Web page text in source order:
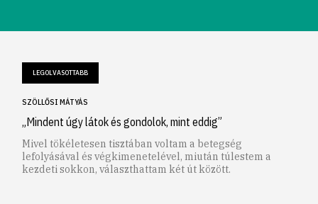
LEGOLVASOTTABB
SZÖLLŐSI MÁTYÁS
„Mindent úgy látok és gondolok, mint eddig”
Mivel tökéletesen tisztában voltam a betegség
lefolyásával és végkimenetelével, miután túlestem a
kezdeti sokkon, választhattam két út között.